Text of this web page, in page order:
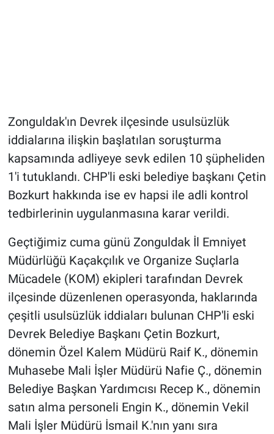
Zonguldak'ın Devrek ilçesinde usulsüzlük
iddialarına ilişkin başlatılan soruşturma
kapsamında adliyeye sevk edilen 10 şüpheliden
1'i tutuklandı. CHP'li eski belediye başkanı Çetin
Bozkurt hakkında ise ev hapsi ile adli kontrol
tedbirlerinin uygulanmasına karar verildi.
Geçtiğimiz cuma günü Zonguldak İl Emniyet
Müdürlüğü Kaçakçılık ve Organize Suçlarla
Mücadele (KOM) ekipleri tarafından Devrek
ilçesinde düzenlenen operasyonda, haklarında
çeşitli usulsüzlük iddiaları bulunan CHP'li eski
Devrek Belediye Başkanı Çetin Bozkurt,
dönemin Özel Kalem Müdürü Raif K., dönemin
Muhasebe Mali İşler Müdürü Nafie Ç., dönemin
Belediye Başkan Yardımcısı Recep K., dönemin
satın alma personeli Engin K., dönemin Vekil
Mali İşler Müdürü İsmail K.'nın yanı sıra